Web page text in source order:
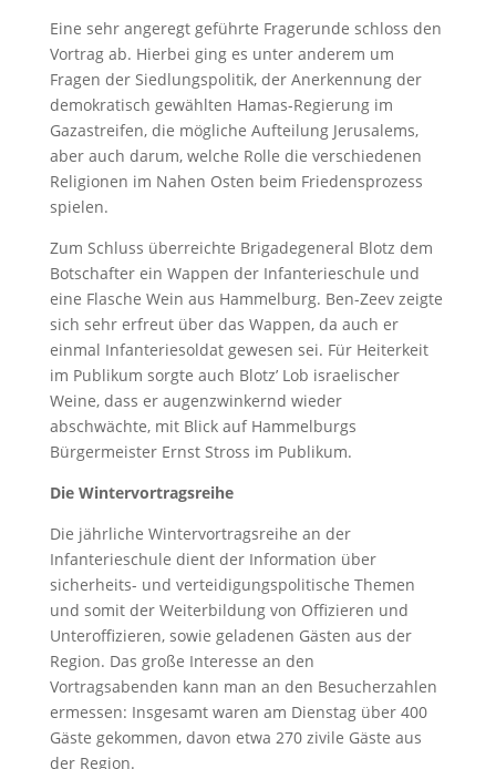
Eine sehr angeregt geführte Fragerunde schloss den
Vortrag ab. Hierbei ging es unter anderem um
Fragen der Siedlungspolitik, der Anerkennung der
demokratisch gewählten Hamas-Regierung im
Gazastreifen, die mögliche Aufteilung Jerusalems,
aber auch darum, welche Rolle die verschiedenen
Religionen im Nahen Osten beim Friedensprozess
spielen.
Zum Schluss überreichte Brigadegeneral Blotz dem
Botschafter ein Wappen der Infanterieschule und
eine Flasche Wein aus Hammelburg. Ben-Zeev zeigte
sich sehr erfreut über das Wappen, da auch er
einmal Infanteriesoldat gewesen sei. Für Heiterkeit
im Publikum sorgte auch Blotz’ Lob israelischer
Weine, dass er augenzwinkernd wieder
abschwächte, mit Blick auf Hammelburgs
Bürgermeister Ernst Stross im Publikum.
Die Wintervortragsreihe
Die jährliche Wintervortragsreihe an der
Infanterieschule dient der Information über
sicherheits- und verteidigungspolitische Themen
und somit der Weiterbildung von Offizieren und
Unteroffizieren, sowie geladenen Gästen aus der
Region. Das große Interesse an den
Vortragsabenden kann man an den Besucherzahlen
ermessen: Insgesamt waren am Dienstag über 400
Gäste gekommen, davon etwa 270 zivile Gäste aus
der Region.